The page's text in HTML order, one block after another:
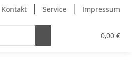
Kontakt Service Impressum
0,00 €